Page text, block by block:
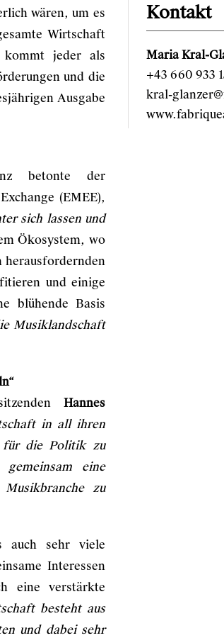
wären, um es
Wirtschaft
jeder als
und die
Ausgabe
betonte der
(EMEE),
sich lassen und
Ökosystem, wo
herausfordernden
und einige
blühende Basis
Musiklandschaft
Hannes
in all ihren
für die Politik zu
eine
zu
auch sehr viele
Interessen
eine verstärkte
besteht aus
und dabei sehr
Kontakt
Maria Kral-
+43 660 933
kral-